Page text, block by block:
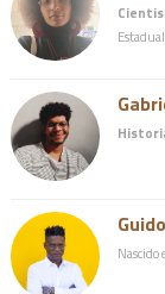
Nascido